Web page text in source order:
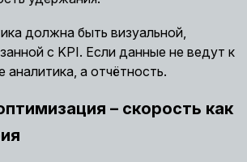
должна быть визуальной,
с KPI. Если данные не ведут к
аналитика, а отчётность.
– скорость как